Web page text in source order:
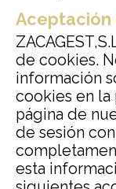
Aceptación
de cookies.
información
cookies en
página de
de sesión
esta